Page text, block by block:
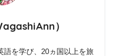
）
語を学び、20ヵ国以上を旅